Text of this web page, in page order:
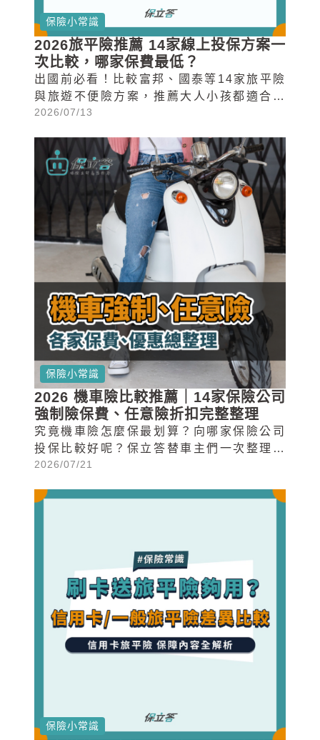
保險小常識
2026旅平險推薦 14家線上投保方案一
次比較，哪家保費最低？
出國前必看！比較富邦、國泰等14家旅平險
與旅遊不便險方案，推薦大人小孩都適合的
2026年線上投保選擇與保費試算。
2026/07/13
保險小常識
2026 機車險比較推薦｜14家保險公司
強制險保費、任意險折扣完整整理
究竟機車險怎麼保最划算？向哪家保險公司
投保比較好呢？保立答替車主們一次整理了
投保機車險最在意的各項條件總整理，想知
意險哪家折扣最高嗎？馬上往下看下去！
2026/07/21
保險小常識